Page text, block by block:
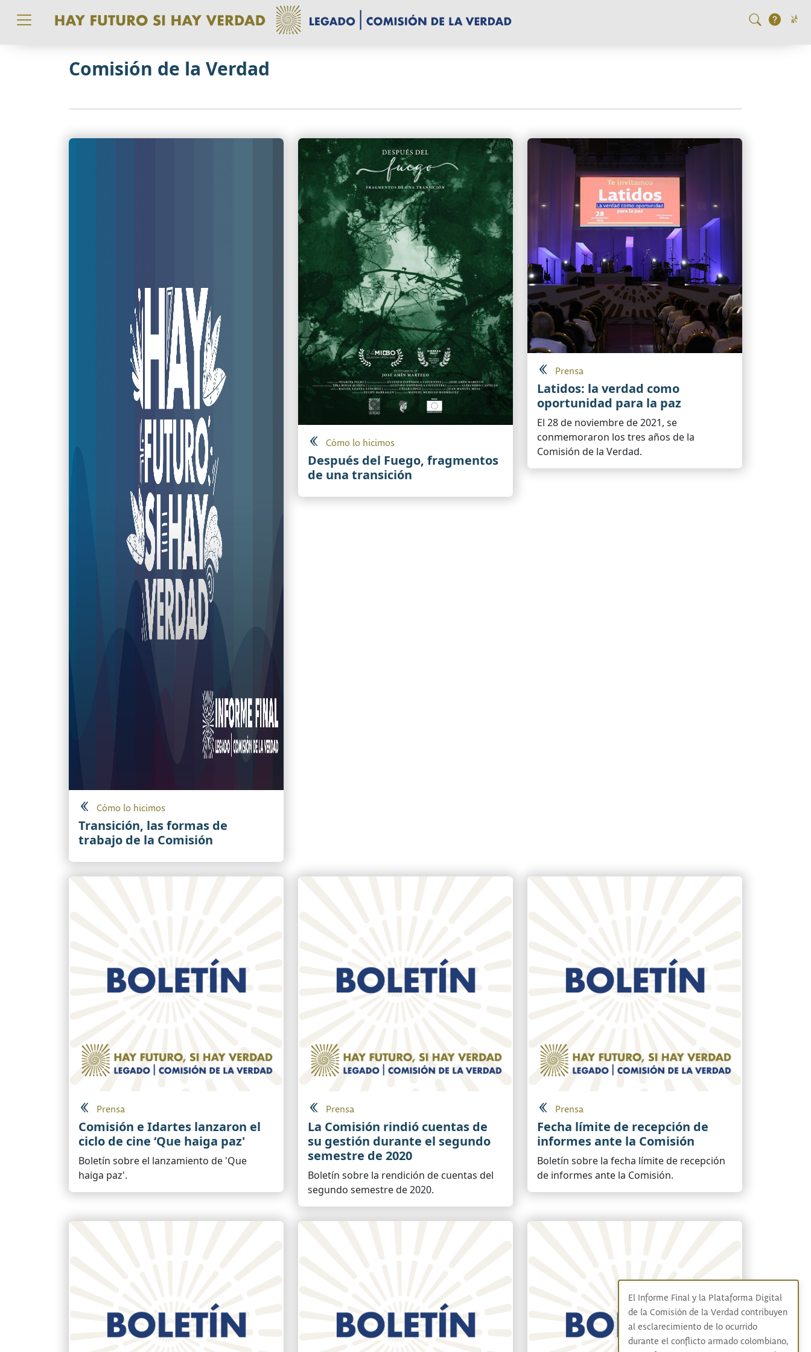
Comisión de la Verdad
Cómo lo hicimos
Transición, las formas de
trabajo de la Comisión
Cómo lo hicimos
Después del Fuego, fragmentos
de una transición
Prensa
Latidos: la verdad como
oportunidad para la paz
El 28 de noviembre de 2021, se
conmemoraron los tres años de la
Comisión de la Verdad.
Prensa
Comisión e Idartes lanzaron el
ciclo de cine ‘Que haiga paz'
Boletín sobre el lanzamiento de 'Que
haiga paz'.
Prensa
La Comisión rindió cuentas de
su gestión durante el segundo
semestre de 2020
Boletín sobre la rendición de cuentas del
segundo semestre de 2020.
Prensa
Fecha límite de recepción de
informes ante la Comisión
Boletín sobre la fecha límite de recepción
de informes ante la Comisión.
El Informe Final y la Plataforma Digital
de la Comisión de la Verdad contribuyen
al esclarecimiento de lo ocurrido
durante el conflicto armado colombiano,